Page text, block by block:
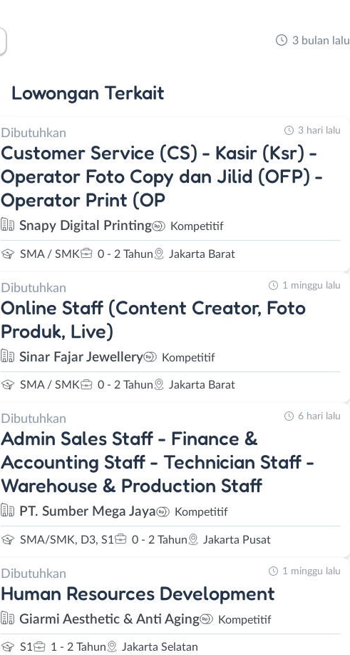
3 bulan lalu
Lowongan Terkait
Dibutuhkan
Customer Service (CS) - Kasir (Ksr) -
Operator Foto Copy dan Jilid (OFP) -
Operator Print (OP
Snapy Digital Printing Kompetitif
SMA / SMK 0 - 2 Tahun Jakarta Barat
3 hari lalu
Dibutuhkan
Online Staff (Content Creator, Foto
Produk, Live)
Sinar Fajar Jewellery Kompetitif
SMA / SMK 0 - 2 Tahun Jakarta Barat
1 minggu lalu
Dibutuhkan
Admin Sales Staff - Finance &
Accounting Staff - Technician Staff -
Warehouse & Production Staff
PT. Sumber Mega Jaya Kompetitif
SMA/SMK, D3, S1 0 - 2 Tahun Jakarta Pusat
6 hari lalu
Dibutuhkan
Human Resources Development
Giarmi Aesthetic & Anti Aging Kompetitif
S1 1 - 2 Tahun Jakarta Selatan
1 minggu lalu